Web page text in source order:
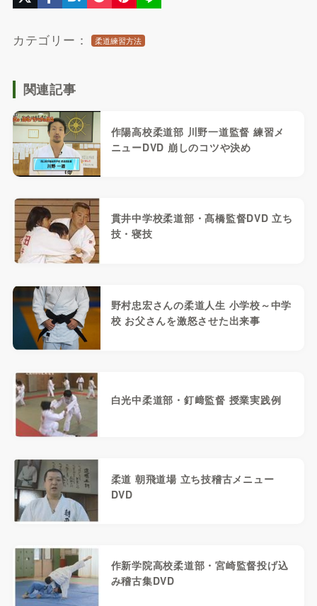
カテゴリー： 柔道練習方法
関連記事
作陽高校柔道部 川野一道監督 練習メ
ニューDVD 崩しのコツや決め
貫井中学校柔道部・髙橋監督DVD 立ち
技・寝技
野村忠宏さんの柔道人生 小学校～中学
校 お父さんを激怒させた出来事
白光中柔道部・釘﨑監督 授業実践例
柔道 朝飛道場 立ち技稽古メニュー
DVD
作新学院高校柔道部・宮崎監督投げ込
み稽古集DVD